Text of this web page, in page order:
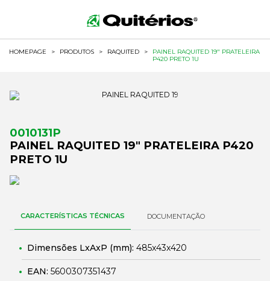
HOMEPAGE > PRODUTOS > RAQUITED >
PAINEL RAQUITED 19" PRATELEIRA
P420 PRETO 1U
0010131P
PAINEL RAQUITED 19" PRATELEIRA P420
PRETO 1U
CARACTERÍSTICAS TÉCNICAS DOCUMENTAÇÃO
Dimensões LxAxP (mm): 485x43x420
EAN: 5600307351437